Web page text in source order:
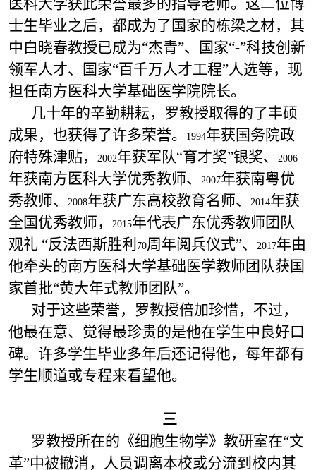
医科大学获此荣誉最多的指导老师。这二位博
士生毕业之后，都成为了国家的栋梁之材，其
中白晓春教授已成为“杰青”、国家“-”科技创新
领军人才、国家“百千万人才工程”人选等，现
担任南方医科大学基础医学院院长。
几十年的辛勤耕耘，罗教授取得的了丰硕
成果，也获得了许多荣誉。
1994年获国务院政
府特殊津贴，
2002年获军队“育才奖”银奖、 2006
年获南方医科大学优秀教师、 2007年获南粤优
秀教师、
2008年获广东高校教育名师、 2014年获
全国优秀教师，
2015年代表广东优秀教师团队
观礼 “反法西斯胜利 70周年阅兵仪式”、 2017年由
他牵头的南方医科大学基础医学教师团队获国
家首批“黄大年式教师团队”。
对于这些荣誉，罗教授倍加珍惜，不过，
他最在意、觉得最珍贵的是他在学生中良好口
碑。许多学生毕业多年后还记得他，每年都有
学生顺道或专程来看望他。
三
罗教授所在的《细胞生物学》教研室在“文
革”中被撤消，人员调离本校或分流到校内其